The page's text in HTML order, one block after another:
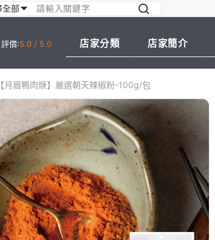
評價:5.0 / 5.0 店家分類 店家簡介
【月眉鴨肉焿】嚴選朝天辣椒粉-100g/包